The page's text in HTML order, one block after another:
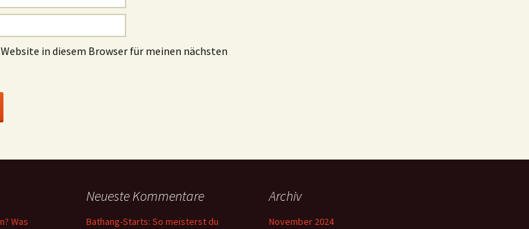
in diesem Browser für meinen nächsten
Was
Neueste Kommentare
Bathang-Starts: So meisterst du
Archiv
November 2024